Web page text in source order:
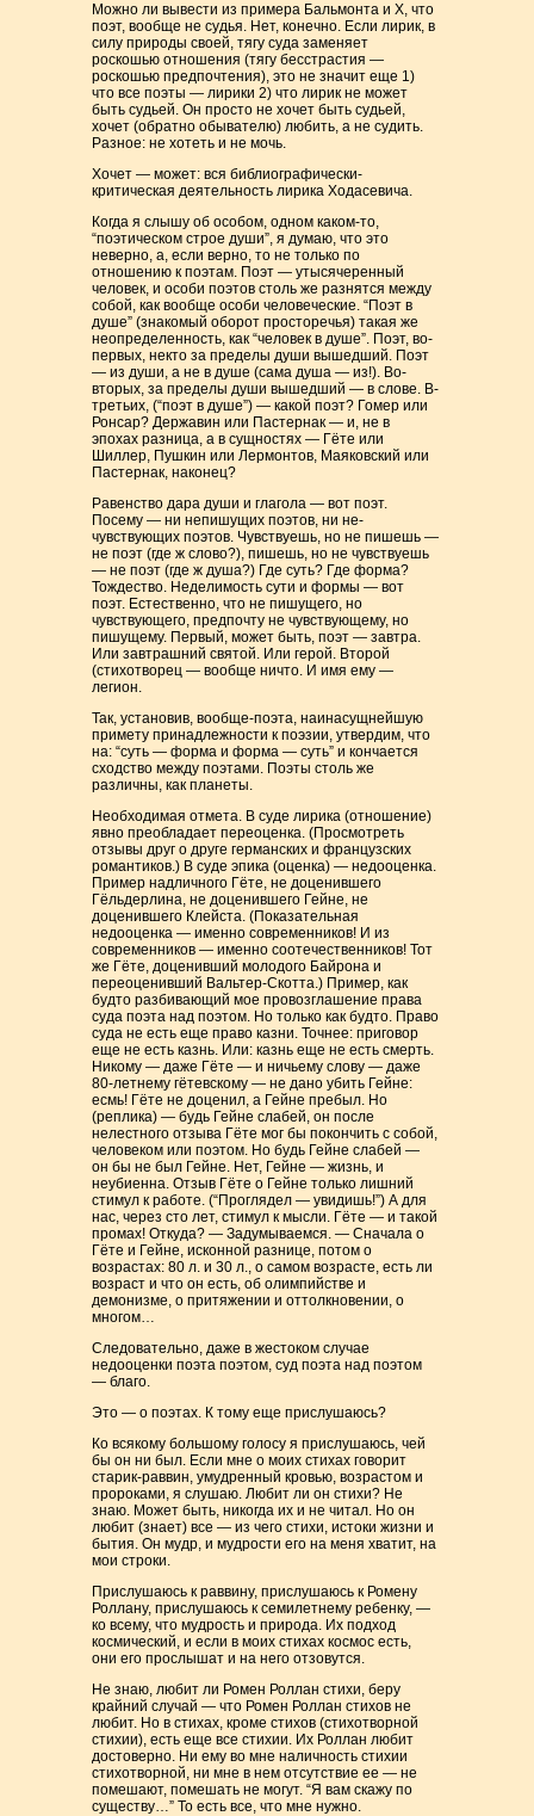
Можно ли вывести из примера Бальмонта и X, что
поэт, вообще не судья. Нет, конечно. Если лирик, в
силу природы своей, тягу суда заменяет
роскошью отношения (тягу бесстрастия —
роскошью предпочтения), это не значит еще 1)
что все поэты — лирики 2) что лирик не может
быть судьей. Он просто не хочет быть судьей,
хочет (обратно обывателю) любить, а не судить.
Разное: не хотеть и не мочь.
Хочет — может: вся библиографически-
критическая деятельность лирика Ходасевича.
Когда я слышу об особом, одном каком-то,
“поэтическом строе души”, я думаю, что это
неверно, а, если верно, то не только по
отношению к поэтам. Поэт — утысячеренный
человек, и особи поэтов столь же разнятся между
собой, как вообще особи человеческие. “Поэт в
душе” (знакомый оборот просторечья) такая же
неопределенность, как “человек в душе”. Поэт, во-
первых, некто за пределы души вышедший. Поэт
— из души, а не в душе (сама душа — из!). Во-
вторых, за пределы души вышедший — в слове. В-
третьих, (“поэт в душе”) — какой поэт? Гомер или
Ронсар? Державин или Пастернак — и, не в
эпохах разница, а в сущностях — Гёте или
Шиллер, Пушкин или Лермонтов, Маяковский или
Пастернак, наконец?
Равенство дара души и глагола — вот поэт.
Посему — ни непишущих поэтов, ни не-
чувствующих поэтов. Чувствуешь, но не пишешь —
не поэт (где ж слово?), пишешь, но не чувствуешь
— не поэт (где ж душа?) Где суть? Где форма?
Тождество. Неделимость сути и формы — вот
поэт. Естественно, что не пишущего, но
чувствующего, предпочту не чувствующему, но
пишущему. Первый, может быть, поэт — завтра.
Или завтрашний святой. Или герой. Второй
(стихотворец — вообще ничто. И имя ему —
легион.
Так, установив, вообще-поэта, наинасущнейшую
примету принадлежности к поэзии, утвердим, что
на: “суть — форма и форма — суть” и кончается
сходство между поэтами. Поэты столь же
различны, как планеты.
Необходимая отмета. В суде лирика (отношение)
явно преобладает переоценка. (Просмотреть
отзывы друг о друге германских и французских
романтиков.) В суде эпика (оценка) — недооценка.
Пример надличного Гёте, не доценившего
Гёльдерлина, не доценившего Гейне, не
доценившего Клейста. (Показательная
недооценка — именно современников! И из
современников — именно соотечественников! Тот
же Гёте, доценивший молодого Байрона и
переоценивший Вальтер-Скотта.) Пример, как
будто разбивающий мое провозглашение права
суда поэта над поэтом. Но только как будто. Право
суда не есть еще право казни. Точнее: приговор
еще не есть казнь. Или: казнь еще не есть смерть.
Никому — даже Гёте — и ничьему слову — даже
80-летнему гётевскому — не дано убить Гейне:
есмь! Гёте не доценил, а Гейне пребыл. Но
(реплика) — будь Гейне слабей, он после
нелестного отзыва Гёте мог бы покончить с собой,
человеком или поэтом. Но будь Гейне слабей —
он бы не был Гейне. Нет, Гейне — жизнь, и
неубиенна. Отзыв Гёте о Гейне только лишний
стимул к работе. (“Проглядел — увидишь!”) А для
нас, через сто лет, стимул к мысли. Гёте — и такой
промах! Откуда? — Задумываемся. — Сначала о
Гёте и Гейне, исконной разнице, потом о
возрастах: 80 л. и 30 л., о самом возрасте, есть ли
возраст и что он есть, об олимпийстве и
демонизме, о притяжении и оттолкновении, о
многом…
Следовательно, даже в жестоком случае
недооценки поэта поэтом, суд поэта над поэтом
— благо.
Это — о поэтах. К тому еще прислушаюсь?
Ко всякому большому голосу я прислушаюсь, чей
бы он ни был. Если мне о моих стихах говорит
старик-раввин, умудренный кровью, возрастом и
пророками, я слушаю. Любит ли он стихи? Не
знаю. Может быть, никогда их и не читал. Но он
любит (знает) все — из чего стихи, истоки жизни и
бытия. Он мудр, и мудрости его на меня хватит, на
мои строки.
Прислушаюсь к раввину, прислушаюсь к Ромену
Роллану, прислушаюсь к семилетнему ребенку, —
ко всему, что мудрость и природа. Их подход
космический, и если в моих стихах космос есть,
они его прослышат и на него отзовутся.
Не знаю, любит ли Ромен Роллан стихи, беру
крайний случай — что Ромен Роллан стихов не
любит. Но в стихах, кроме стихов (стихотворной
стихии), есть еще все стихии. Их Роллан любит
достоверно. Ни ему во мне наличность стихии
стихотворной, ни мне в нем отсутствие ее — не
помешают, помешать не могут. “Я вам скажу по
существу…” То есть все, что мне нужно.